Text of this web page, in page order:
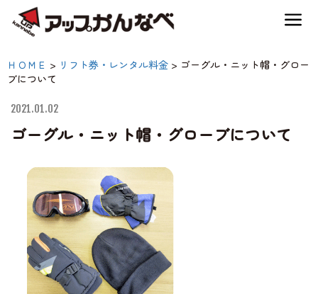
ゴーグル・ニット帽・グ
ローブについて|【公式】
アップかんなべ｜兵庫県
豊岡市・関西 アウトド
ア・キャンプ場・熱気
球・高原アクティビティ
夏のスキー場も「かなり遊べる」！
神鍋高原キャンプ場
神鍋高原アクティビティ
交通アクセス
宿泊案内
神鍋高原体育館
ＨＯＭＥ > リフト券・レンタル料金 > ゴーグル・ニット帽・グロー
ブについて
2021.01.02
ゴーグル・ニット帽・グローブについて